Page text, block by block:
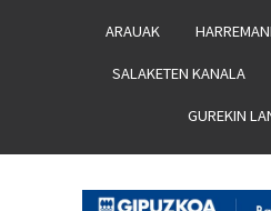
ARAUAK
SALAKETEN KANALA
GUREKIN